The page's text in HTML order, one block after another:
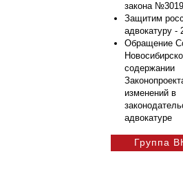
закона
Защитим
адвокатуру -
Обращение
содержании
изменений в
адвокатуре
Группа